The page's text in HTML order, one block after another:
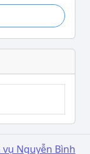
vụ Nguyễn Bình